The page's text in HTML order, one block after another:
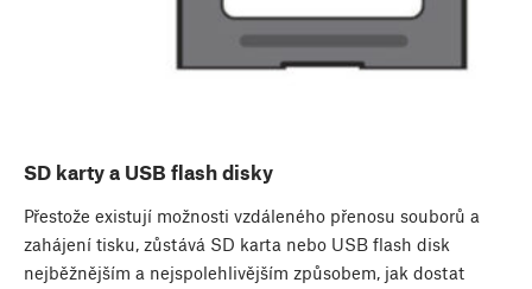
SD karty a USB flash disky
Přestože existují možnosti vzdáleného přenosu souborů a
zahájení tisku, zůstává SD karta nebo USB flash disk
nejběžnějším a nejspolehlivějším způsobem, jak dostat